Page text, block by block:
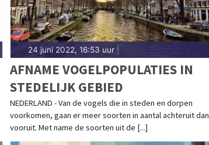
24 juni 2022, 16:53 uur|
AFNAME VOGELPOPULATIES IN
STEDELIJK GEBIED
NEDERLAND - Van de vogels die in steden en dorpen
voorkomen, gaan er meer soorten in aantal achteruit dan
vooruit. Met name de soorten uit de [...]